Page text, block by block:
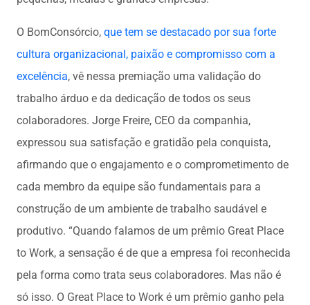
O BomConsórcio, que tem se destacado por sua forte
cultura organizacional, paixão e compromisso com a
excelência, vê nessa premiação uma validação do
trabalho árduo e da dedicação de todos os seus
colaboradores. Jorge Freire, CEO da companhia,
expressou sua satisfação e gratidão pela conquista,
afirmando que o engajamento e o comprometimento de
cada membro da equipe são fundamentais para a
construção de um ambiente de trabalho saudável e
produtivo. “Quando falamos de um prêmio Great Place
to Work, a sensação é de que a empresa foi reconhecida
pela forma como trata seus colaboradores. Mas não é
só isso. O Great Place to Work é um prêmio ganho pela